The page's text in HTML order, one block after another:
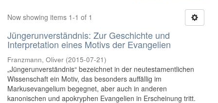
Now showing items 1-1 of 1
Jüngerunverständnis: Zur Geschichte und
Interpretation eines Motivs der Evangelien
Franzmann, Oliver (2015-07-21)
„Jüngerunverständnis“ bezeichnet in der neutestamentlichen
Wissenschaft ein Motiv, das besonders auffällig im
Markusevangelium begegnet, aber auch in anderen
kanonischen und apokryphen Evangelien in Erscheinung tritt.